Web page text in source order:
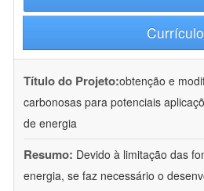
Currículo
Título do Projeto:obtenção e
carbonosas para potenciais
de energia
Resumo: Devido à limitação das
energia, se faz necessário o